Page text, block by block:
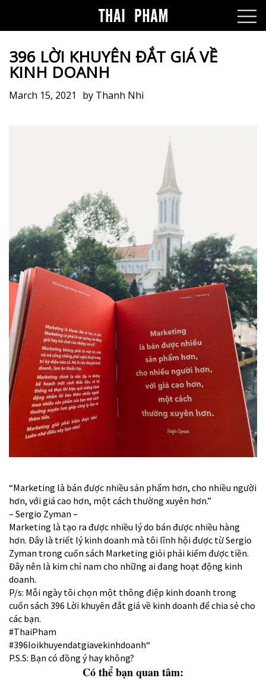
396 LỜI KHUYÊN ĐẮT GIÁ VỀ
KINH DOANH
March 15, 2021 by Thanh Nhi
“Marketing là bán được nhiều sản phẩm hơn, cho nhiều người
hơn, với giá cao hơn, một cách thường xuyên hơn.”
– Sergio Zyman –
Marketing là tạo ra được nhiều lý do bán được nhiều hàng
hơn. Đây là triết lý kinh doanh mà tôi lĩnh hội được từ Sergio
Zyman trong cuốn sách Marketing giỏi phải kiếm được tiền.
Đây nên là kim chỉ nam cho những ai đang hoạt động kinh
doanh.
P/s: Mỗi ngày tôi chọn một thông điệp kinh doanh trong
cuốn sách 396 Lời khuyên đắt giá về kinh doanh để chia sẻ cho
các bạn.
#ThaiPham
#396loikhuyendatgiavekinhdoanh“
P.S.S: Bạn có đồng ý hay không?
Có thể bạn quan tâm: